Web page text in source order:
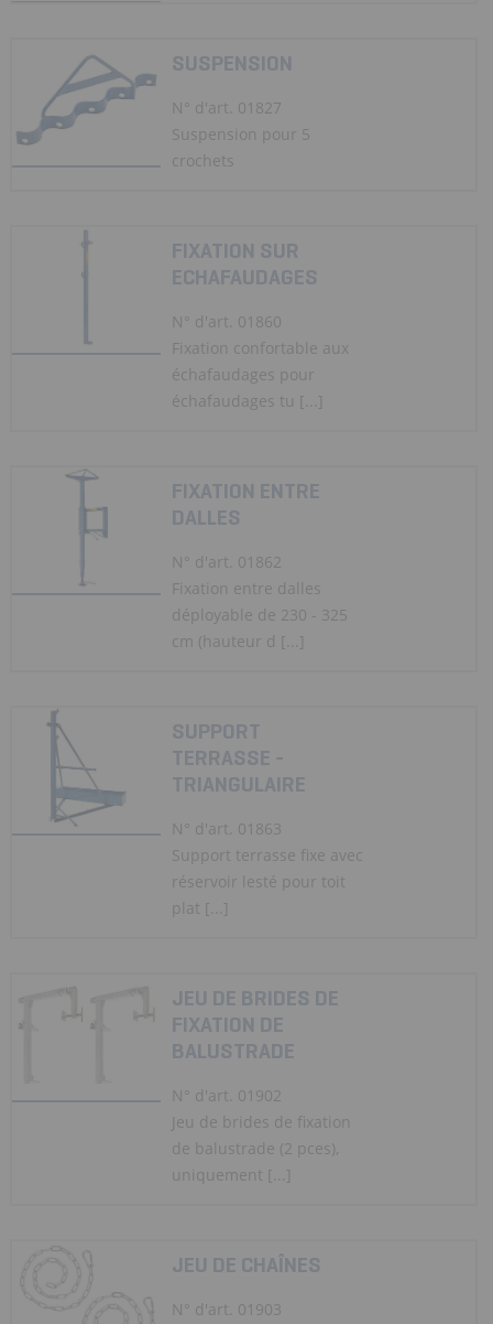
SUSPENSION
N° d'art. 01827
Suspension pour 5
crochets
FIXATION SUR
ECHAFAUDAGES
N° d'art. 01860
Fixation confortable aux
échafaudages pour
échafaudages tu [...]
FIXATION ENTRE
DALLES
N° d'art. 01862
Fixation entre dalles
déployable de 230 - 325
cm (hauteur d [...]
SUPPORT
TERRASSE -
TRIANGULAIRE
N° d'art. 01863
Support terrasse fixe avec
réservoir lesté pour toit
plat [...]
JEU DE BRIDES DE
FIXATION DE
BALUSTRADE
N° d'art. 01902
Jeu de brides de fixation
de balustrade (2 pces),
uniquement [...]
JEU DE CHAÎNES
N° d'art. 01903